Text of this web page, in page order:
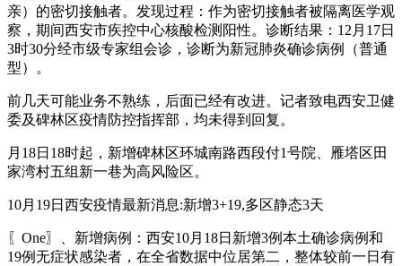
亲）的密切接触者。发现过程：作为密切接触者被隔离医学观
察，期间西安市疾控中心核酸检测阳性。诊断结果：12月17日
3时30分经市级专家组会诊，诊断为新冠肺炎确诊病例（普通
型）。
前几天可能业务不熟练，后面已经有改进。记者致电西安卫健
委及碑林区疫情防控指挥部，均未得到回复。
月18日18时起，新增碑林区环城南路西段付1号院、雁塔区田
家湾村五组新一巷为高风险区。
10月19日西安疫情最新消息:新增3+19,多区静态3天
〖One〗、新增病例：西安10月18日新增3例本土确诊病例和
19例无症状感染者，在全省数据中位居第二，整体较前一日有